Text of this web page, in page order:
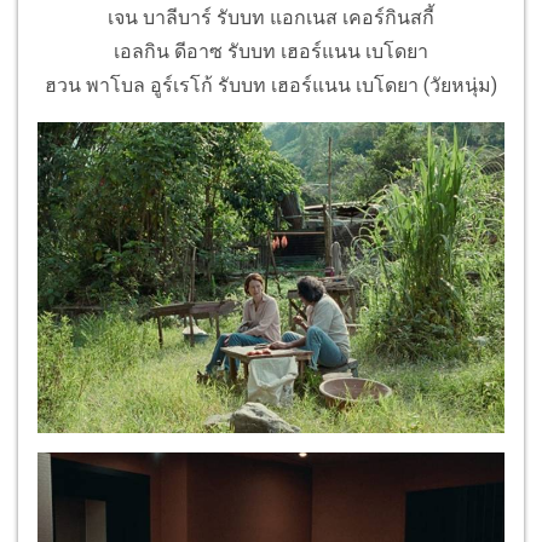
เจน บาลีบาร์ รับบท แอกเนส เคอร์กินสกี้
เอลกิน ดีอาซ รับบท เฮอร์แนน เบโดยา
ฮวน พาโบล อูร์เรโก้ รับบท เฮอร์แนน เบโดยา (วัยหนุ่ม)